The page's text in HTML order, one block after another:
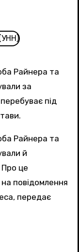
за
під
й
Про це
повідомлення
передає